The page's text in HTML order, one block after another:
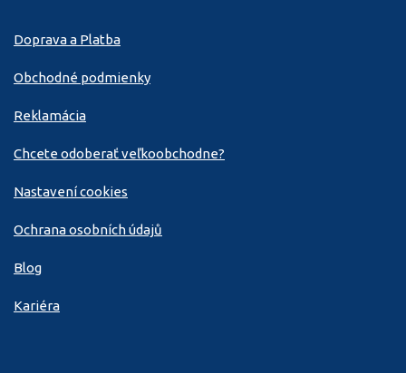
Doprava a Platba
Obchodné podmienky
Reklamácia
Chcete odoberať veľkoobchodne?
Nastavení cookies
Ochrana osobních údajů
Blog
Kariéra